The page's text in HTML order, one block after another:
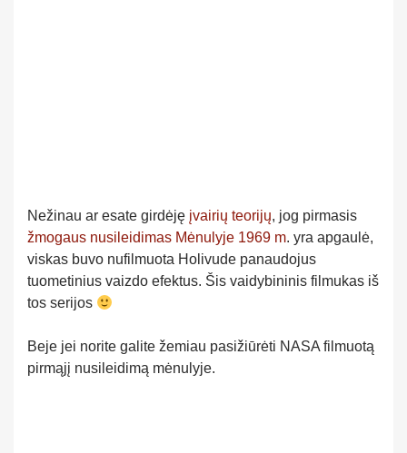
Nežinau ar esate girdėję įvairių teorijų, jog pirmasis
žmogaus nusileidimas Mėnulyje 1969 m. yra apgaulė,
viskas buvo nufilmuota Holivude panaudojus
tuometinius vaizdo efektus. Šis vaidybininis filmukas iš
tos serijos
Beje jei norite galite žemiau pasižiūrėti NASA filmuotą
pirmąjį nusileidimą mėnulyje.